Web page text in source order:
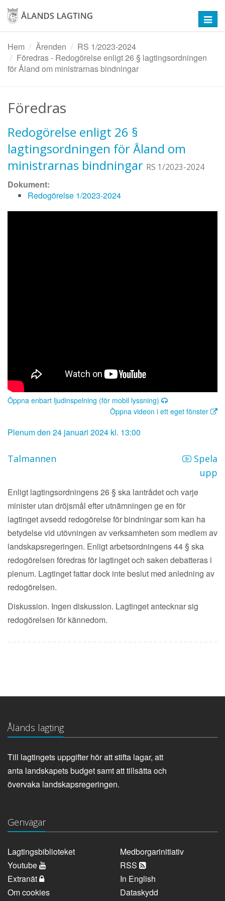
Hoppa
huvudinnehåll
Hem
Ärenden
RS 1/2023-2024
Föredras - Redogörelse enligt 26 § lagtingsordningen
för Åland om ministrarnas bindningar
Föredras
Redogörelse enligt 26 §
lagtingsordningen för Åland om
ministrarnas bindningar RS 1/2023-2024
Dokument:
Redogörelse 1/2023-2024
Öppna enbart ljudinspelning (för mobil lyssning)
Öppna videon i ett eget fönster
Plenum den 24 januari 2024 kl. 13:00
Talmannen
Spela
upp
Enligt lagtingsordningens 26 § ska lantrådet och varje
minister utan dröjsmål efter utnämningen ge en för
lagtinget avsedd redogörelse för bindningar som kan ha
betydelse vid utövningen av verksamheten som medlem av
landskapsregeringen. Enligt arbetsordningens 44 § ska
redogörelsen föredras för lagtinget och saken debatteras i
plenum. Lagtinget fattar dock inte beslut med anledning av
redogörelsen.
Diskussion. Ingen diskussion. Lagtinget antecknar sig
redogörelsen för kännedom.
Ålands lagting
Till lagtingets uppgifter hör att stifta lagar, att
anta landskapets budget samt att tillsätta och
övervaka landskapsregeringen.
Genvägar
Lagtingsbiblioteket
Medborgarinitiativ
Youtube
RSS
Extranät
In English
Om cookies
Dataskydd